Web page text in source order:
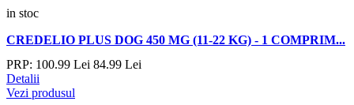
in stoc
CREDELIO PLUS DOG 450 MG (11-22 KG) - 1 COMPRIM...
PRP: 100.99 Lei 84.99 Lei
Detalii
Vezi produsul